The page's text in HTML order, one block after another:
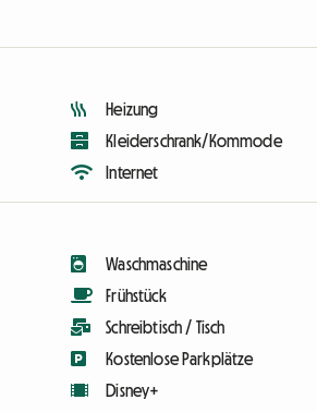
Heizung
Kleiderschrank/Kommode
Internet
Waschmaschine
Frühstück
Schreibtisch / Tisch
Kostenlose Parkplätze
Disney+